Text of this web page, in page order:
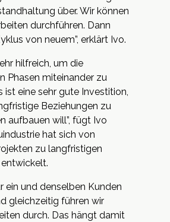
über. Wir können
durchführen. Dann
von neuem”, erklärt Ivo.
hilfreich, um die
Phasen miteinander zu
ist eine sehr gute Investition,
Beziehungen zu
aufbauen will”, fügt Ivo
hat sich von
zu langfristigen
ein und denselben Kunden
gleichzeitig führen wir
durch. Das hängt damit